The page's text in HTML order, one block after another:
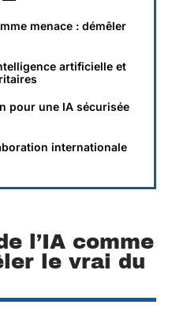
menace : démêler
artificielle et
pour une IA sécurisée
internationale
l’IA comme
le vrai du